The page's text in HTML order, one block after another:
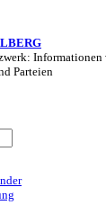
Parteien